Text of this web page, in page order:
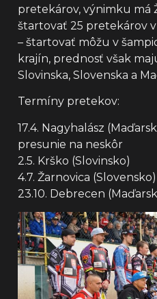
pretekárov, výnimku má
štartovať 25 pretekárov
– štartovať môžu v
krajín, prednosť však
Slovinska, Slovenska a
Termíny pretekov:
17.4. Nagyhalász
presunie na neskôr
2.5. Krško (Slovinsko)
4.7. Žarnovica (Slovensko)
23.10. Debrecen